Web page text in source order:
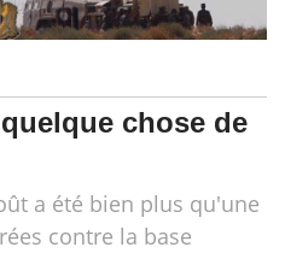
chose de
a été bien plus qu'une
contre la base